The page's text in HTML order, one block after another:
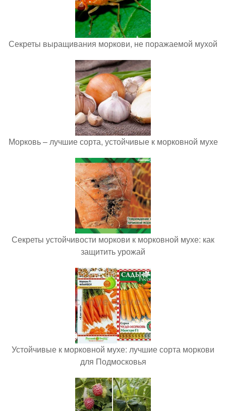
Секреты выращивания моркови, не поражаемой мухой
Морковь – лучшие сорта, устойчивые к морковной мухе
Секреты устойчивости моркови к морковной мухе: как
защитить урожай
Устойчивые к морковной мухе: лучшие сорта моркови
для Подмосковья